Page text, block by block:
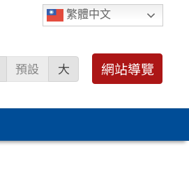
繁體中文
預設 大 網站導覽